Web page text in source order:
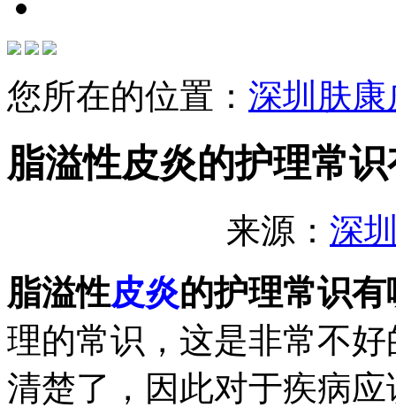
您所在的位置： 深圳肤
脂溢性皮炎的护理常
来源： 深
脂溢性皮炎的护理常识有
理的常识，这是非常不
清楚了，因此对于疾病